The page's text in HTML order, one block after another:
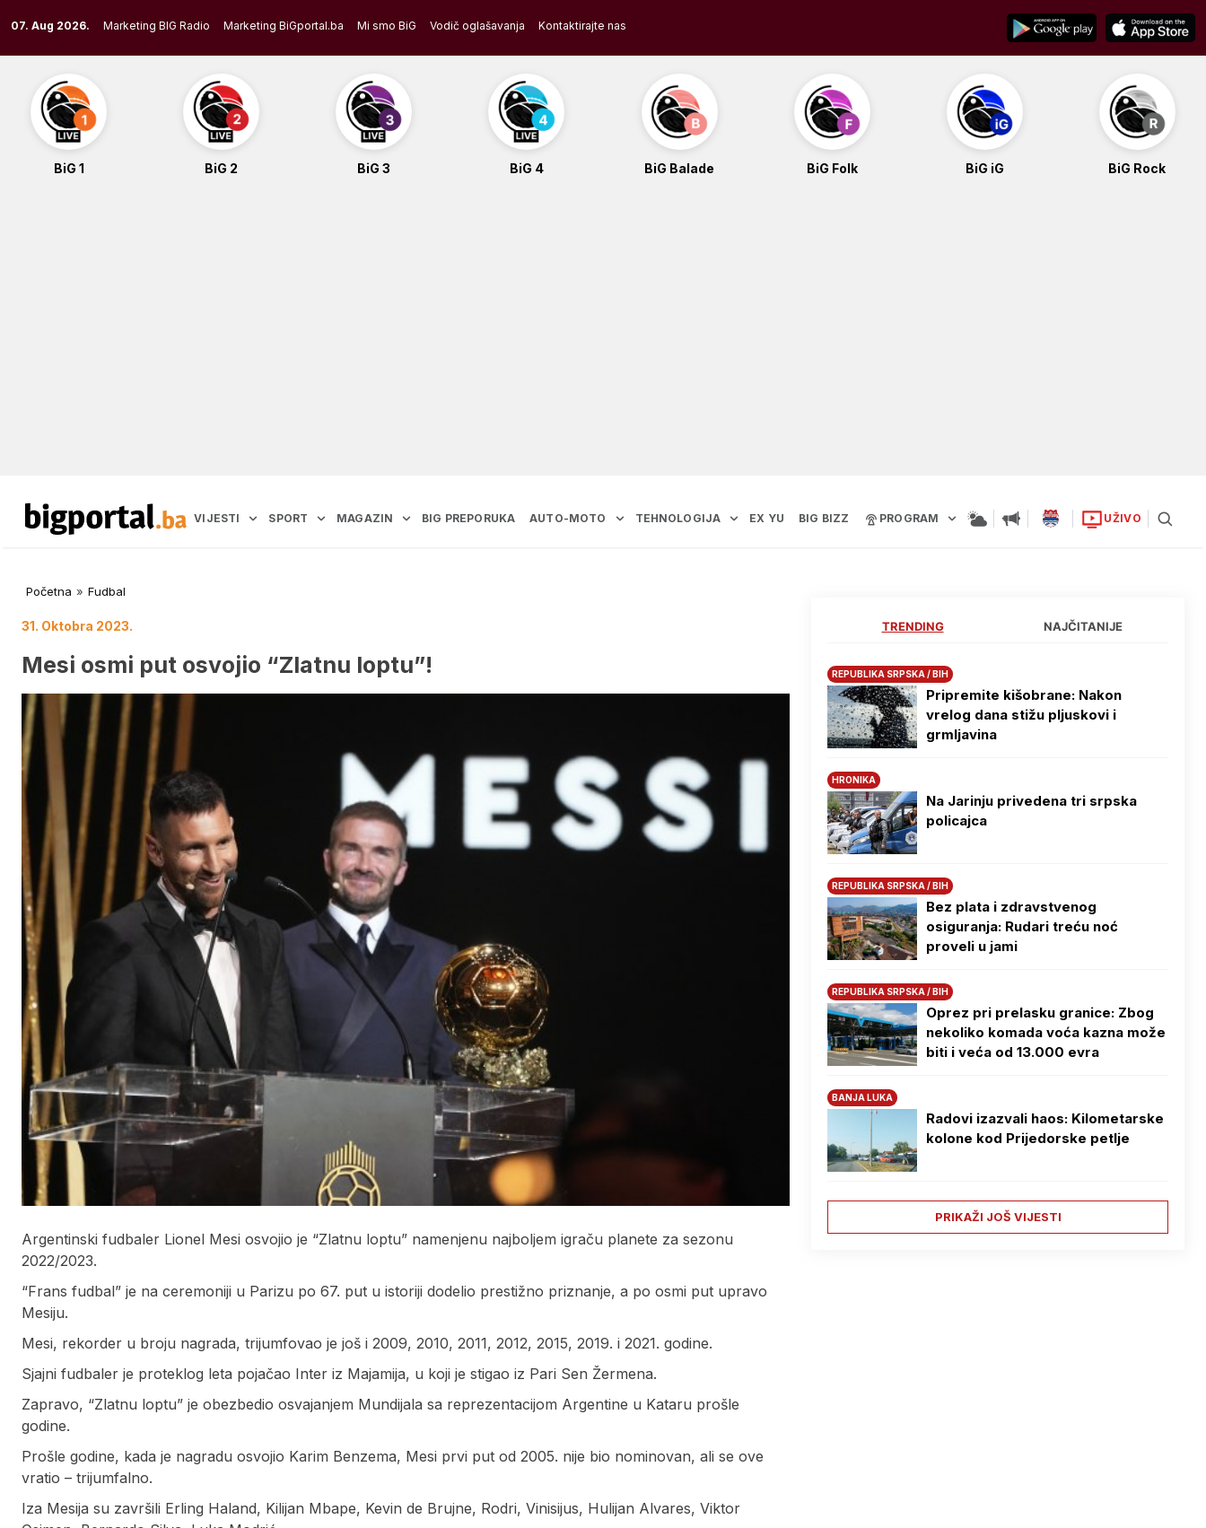
to
content
07. Aug 2026. Marketing BIG Radio Marketing BiGportal.ba Mi smo BiG Vodič oglašavanja Kontaktirajte nas
BiG 1 BiG 2 BiG 3 BiG 4 BiG Balade BiG Folk BiG iG BiG Rock
VIJESTI SPORT MAGAZIN BIG PREPORUKA AUTO-MOTO TEHNOLOGIJA EX YU BIG BIZZ PROGRAM UŽIVO
Početna » Fudbal
31. Oktobra 2023.
Mesi osmi put osvojio “Zlatnu loptu”!
Argentinski fudbaler Lionel Mesi osvojio je “Zlatnu loptu” namenjenu najboljem igraču planete za sezonu
2022/2023.
“Frans fudbal” je na ceremoniji u Parizu po 67. put u istoriji dodelio prestižno priznanje, a po osmi put upravo
Mesiju.
Mesi, rekorder u broju nagrada, trijumfovao je još i 2009, 2010, 2011, 2012, 2015, 2019. i 2021. godine.
Sjajni fudbaler je proteklog leta pojačao Inter iz Majamija, u koji je stigao iz Pari Sen Žermena.
Zapravo, “Zlatnu loptu” je obezbedio osvajanjem Mundijala sa reprezentacijom Argentine u Kataru prošle
godine.
Prošle godine, kada je nagradu osvojio Karim Benzema, Mesi prvi put od 2005. nije bio nominovan, ali se ove
vratio – trijumfalno.
Iza Mesija su završili Erling Haland, Kilijan Mbape, Kevin de Brujne, Rodri, Vinisijus, Hulijan Alvares, Viktor
TRENDING NAJČITANIJE
REPUBLIKA SRPSKA / BIH
Pripremite kišobrane: Nakon
vrelog dana stižu pljuskovi i
grmljavina
HRONIKA
Na Јarinju privedena tri srpska
policajca
REPUBLIKA SRPSKA / BIH
Bez plata i zdravstvenog
osiguranja: Rudari treću noć
proveli u jami
REPUBLIKA SRPSKA / BIH
Oprez pri prelasku granice: Zbog
nekoliko komada voća kazna može
biti i veća od 13.000 evra
BANJA LUKA
Radovi izazvali haos: Kilometarske
kolone kod Prijedorske petlje
PRIKAŽI JOŠ VIJESTI